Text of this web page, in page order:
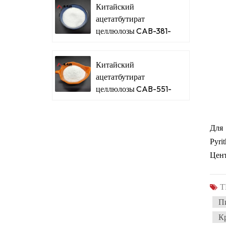
Для
Китайский
ацетатбутират
целлюлозы CAB-381-
Китайский
ацетатбутират
целлюлозы CAB-551-